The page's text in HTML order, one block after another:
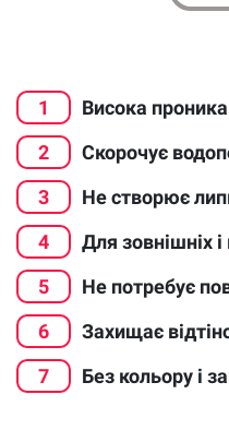
1
Висока
2
Скорочує
3
Не створює
4
Для зовнішніх і
5
Не потребує
6
Захищає
7
Без кольору і